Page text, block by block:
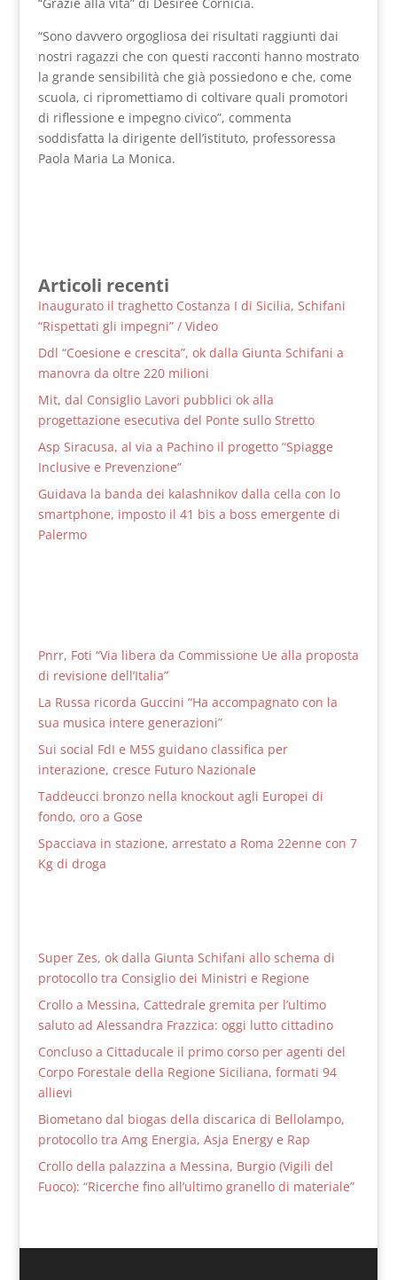
“Sono davvero orgogliosa dei risultati raggiunti dai
nostri ragazzi che con questi racconti hanno mostrato
la grande sensibilità che già possiedono e che, come
scuola, ci ripromettiamo di coltivare quali promotori
di riflessione e impegno civico”, commenta
soddisfatta la dirigente dell’istituto, professoressa
Paola Maria La Monica.
Articoli recenti
Inaugurato il traghetto Costanza I di Sicilia, Schifani
“Rispettati gli impegni” / Video
Ddl “Coesione e crescita”, ok dalla Giunta Schifani a
manovra da oltre 220 milioni
Mit, dal Consiglio Lavori pubblici ok alla
progettazione esecutiva del Ponte sullo Stretto
Asp Siracusa, al via a Pachino il progetto “Spiagge
Inclusive e Prevenzione”
Guidava la banda dei kalashnikov dalla cella con lo
smartphone, imposto il 41 bis a boss emergente di
Palermo
Pnrr, Foti “Via libera da Commissione Ue alla proposta
di revisione dell’Italia”
La Russa ricorda Guccini “Ha accompagnato con la
sua musica intere generazioni”
Sui social FdI e M5S guidano classifica per
interazione, cresce Futuro Nazionale
Taddeucci bronzo nella knockout agli Europei di
fondo, oro a Gose
Spacciava in stazione, arrestato a Roma 22enne con 7
Kg di droga
Super Zes, ok dalla Giunta Schifani allo schema di
protocollo tra Consiglio dei Ministri e Regione
Crollo a Messina, Cattedrale gremita per l’ultimo
saluto ad Alessandra Frazzica: oggi lutto cittadino
Concluso a Cittaducale il primo corso per agenti del
Corpo Forestale della Regione Siciliana, formati 94
allievi
Biometano dal biogas della discarica di Bellolampo,
protocollo tra Amg Energia, Asja Energy e Rap
Crollo della palazzina a Messina, Burgio (Vigili del
Fuoco): “Ricerche fino all’ultimo granello di materiale”